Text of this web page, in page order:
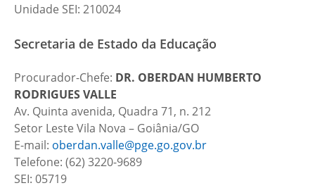
Unidade SEI: 210024
Secretaria de Estado da Educação
Procurador-Chefe: DR. OBERDAN HUMBERTO
RODRIGUES VALLE
Av. Quinta avenida, Quadra 71, n. 212
Setor Leste Vila Nova – Goiânia/GO
E-mail: oberdan.valle@pge.go.gov.br
Telefone: (62) 3220-9689
SEI: 05719